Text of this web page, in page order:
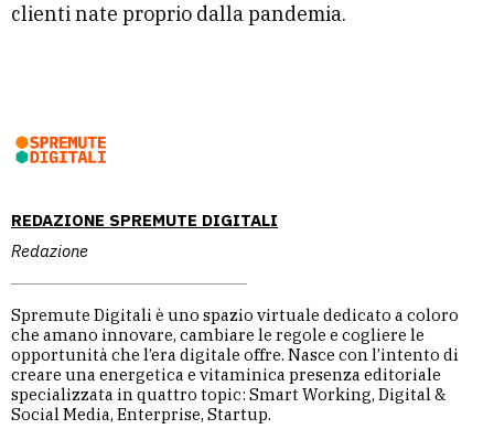
REDAZIONE SPREMUTE DIGITALI
Redazione
Spremute Digitali è uno spazio virtuale dedicato a coloro
che amano innovare, cambiare le regole e cogliere le
opportunità che l’era digitale offre. Nasce con l’intento di
creare una energetica e vitaminica presenza editoriale
specializzata in quattro topic: Smart Working, Digital &
Social Media, Enterprise, Startup.
clienti nate proprio dalla pandemia.